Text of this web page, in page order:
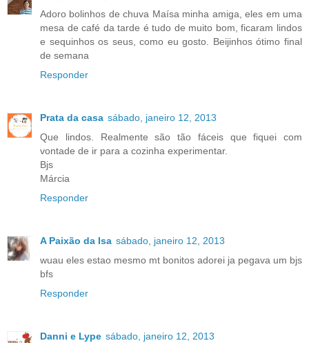
Adoro bolinhos de chuva Maísa minha amiga, eles em uma
mesa de café da tarde é tudo de muito bom, ficaram lindos
e sequinhos os seus, como eu gosto. Beijinhos ótimo final
de semana
Responder
Prata da casa sábado, janeiro 12, 2013
Que lindos. Realmente são tão fáceis que fiquei com
vontade de ir para a cozinha experimentar.
Bjs
Márcia
Responder
A Paixão da Isa sábado, janeiro 12, 2013
wuau eles estao mesmo mt bonitos adorei ja pegava um bjs
bfs
Responder
Danni e Lype sábado, janeiro 12, 2013